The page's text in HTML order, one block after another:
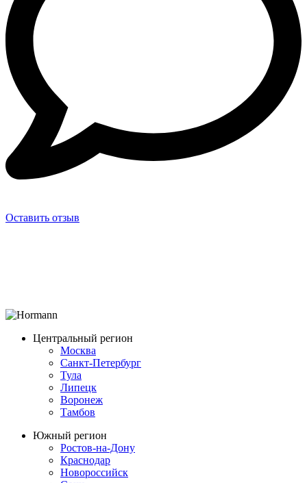
Оставить отзыв
Центральный регион
Москва
Санкт-Петербург
Тула
Липецк
Воронеж
Тамбов
Южный регион
Ростов-на-Дону
Краснодар
Новороссийск